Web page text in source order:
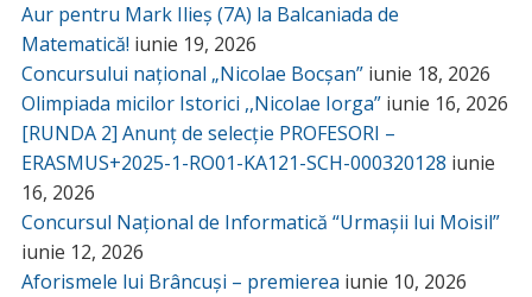
Aur pentru Mark Ilieș (7A) la Balcaniada de
Matematică! iunie 19, 2026
Concursului național „Nicolae Bocșan” iunie 18, 2026
Olimpiada micilor Istorici ,,Nicolae Iorga” iunie 16, 2026
[RUNDA 2] Anunț de selecție PROFESORI –
ERASMUS+2025-1-RO01-KA121-SCH-000320128 iunie
16, 2026
Concursul Național de Informatică “Urmașii lui Moisil”
iunie 12, 2026
Aforismele lui Brâncuși – premierea iunie 10, 2026